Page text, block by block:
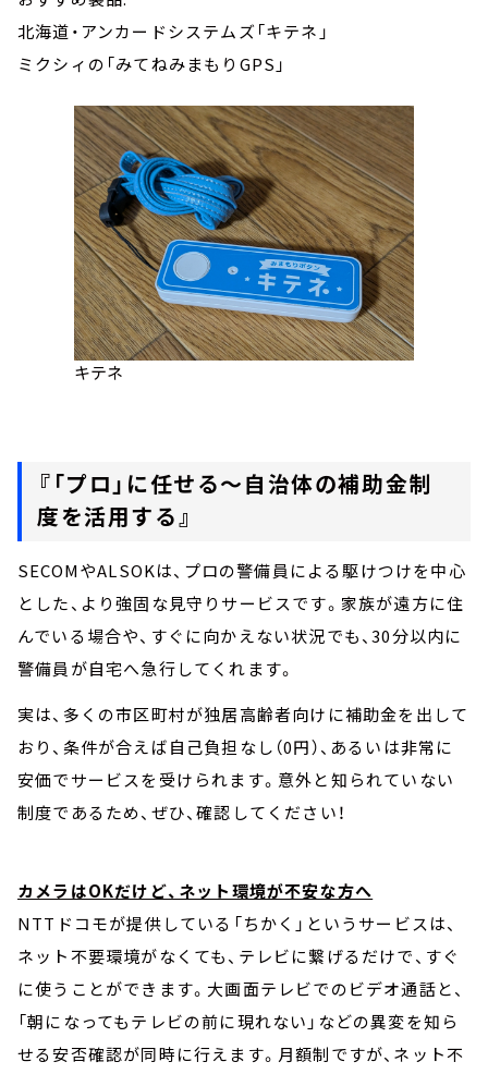
北海道・アンカードシステムズ「キテネ」
ミクシィの「みてねみまもりGPS」
キテネ
『「プロ」に任せる～自治体の補助金制
度を活用する』
SECOMやALSOKは、プロの警備員による駆けつけを中心
とした、より強固な見守りサービスです。家族が遠方に住
んでいる場合や、すぐに向かえない状況でも、30分以内に
警備員が自宅へ急行してくれます。
実は、多くの市区町村が独居高齢者向けに補助金を出して
おり、条件が合えば自己負担なし（0円）、あるいは非常に
安価でサービスを受けられます。意外と知られていない
制度であるため、ぜひ、確認してください！
カメラはOKだけど、ネット環境が不安な方へ
NTTドコモが提供している「ちかく」というサービスは、
ネット不要環境がなくても、テレビに繋げるだけで、すぐ
に使うことができます。大画面テレビでのビデオ通話と、
「朝になってもテレビの前に現れない」などの異変を知ら
せる安否確認が同時に行えます。月額制ですが、ネット不